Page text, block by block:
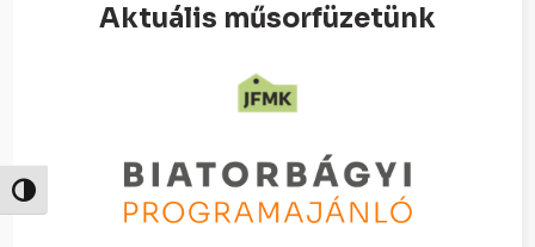
Nagy kontraszt váltása
Aktuális műsorfüzetünk